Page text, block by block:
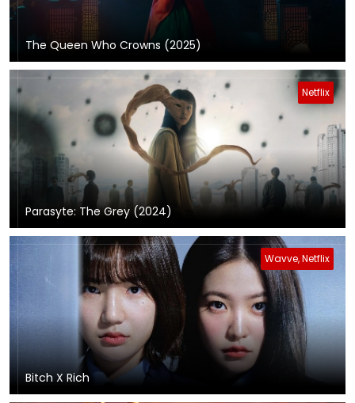
The Queen Who Crowns (2025)
Netflix
Parasyte: The Grey (2024)
Wavve, Netflix
Bitch X Rich